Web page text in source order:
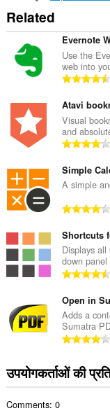
Related
Evernote
Use the
web into
Atavi
Visual
and
Simple
A simple
Shortcuts
Displays
down panel
Open in
Adds a
Sumatra
उपयोगकर्ताओं की
Comments: 0